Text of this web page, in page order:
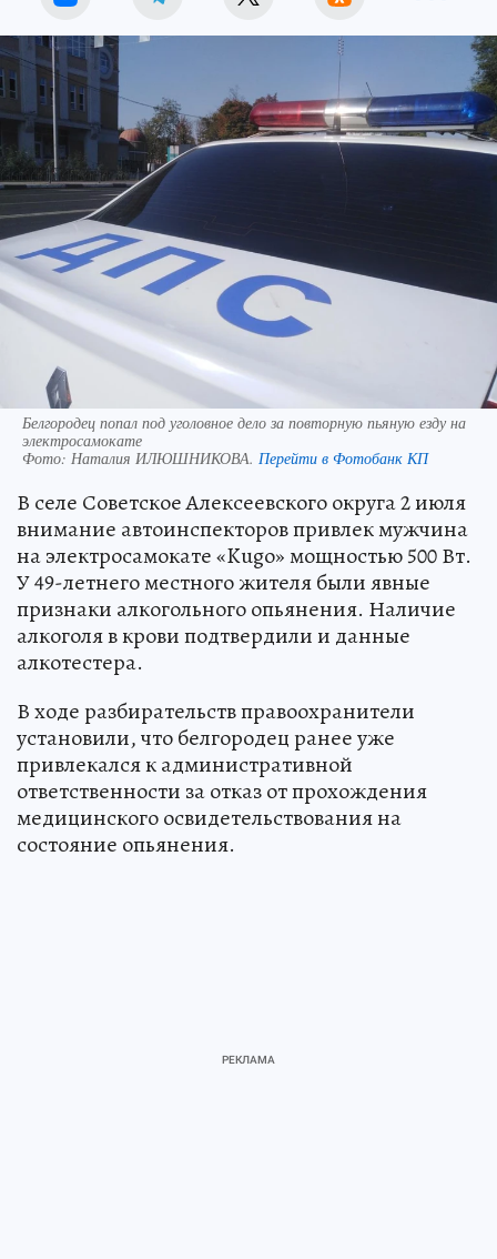
Белгородец попал под уголовное дело за повторную пьяную езду на
электросамокате
Фото: Наталия ИЛЮШНИКОВА. Перейти в Фотобанк КП
В селе Советское Алексеевского округа 2 июля
внимание автоинспекторов привлек мужчина
на электросамокате «Kugo» мощностью 500 Вт.
У 49-летнего местного жителя были явные
признаки алкогольного опьянения. Наличие
алкоголя в крови подтвердили и данные
алкотестера.
В ходе разбирательств правоохранители
установили, что белгородец ранее уже
привлекался к административной
ответственности за отказ от прохождения
медицинского освидетельствования на
состояние опьянения.